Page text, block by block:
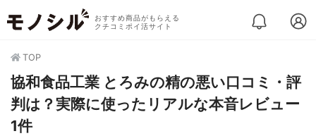
おすすめ商品がもらえる
クチコミポイ活サイト
TOP
協和食品工業 とろみの精の悪い口コミ・評
判は？実際に使ったリアルな本音レビュー
1件